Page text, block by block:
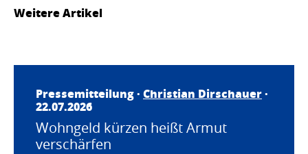
Weitere Artikel
Pressemitteilung · Christian Dirschauer·
22.07.2026
Wohngeld kürzen heißt Armut
verschärfen